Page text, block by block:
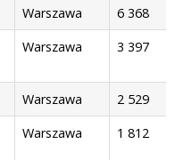
Warszawa
6 368
Warszawa 3 397
Warszawa
2 529
Warszawa 1 812